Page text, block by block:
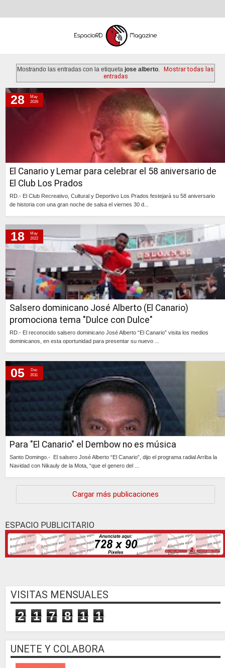
Mostrando las entradas con la etiquetajose alberto
Mostrar todas las
entradas
jueves, 28 de mayo de 2026
El Canario y Lemar para celebrar el 58 aniversario de
El Club Los Prados
RD.- El Club Recreativo, Cultural y Deportivo Los Prados festejará su 58 aniversario
de historia con una gran noche de salsa el viernes 30 d...
28
May
2026
miércoles, 18 de mayo de 2022
Salsero dominicano José Alberto (El Canario)
promociona tema "Dulce con Dulce"
RD.- El reconocido salsero dominicano José Alberto “El Canario” visita los medios
dominicanos, en esta oportunidad para presentar su nuevo ...
18
May
2022
Para "El Canario" el Dembow no es música
Santo Domingo.- El salsero José Alberto “El Canario”, dijo el programa radial Arriba la
Navidad con Nikauly de la Mota, “que el genero del ...
05
Dec
2011
Cargar más publicaciones
ESPACIO PUBLICITARIO
VISITAS MENSUALES
2 1 7 8 1 1
UNETE Y COLABORA